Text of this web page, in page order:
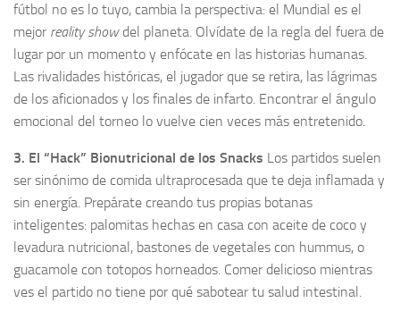
fútbol no es lo tuyo, cambia la perspectiva: el Mundial es el
mejor reality showdel planeta. Olvídate de la regla del fuera de
lugar por un momento y enfócate en las historias humanas.
Las rivalidades históricas, el jugador que se retira, las lágrimas
de los aficionados y los finales de infarto. Encontrar el ángulo
emocional del torneo lo vuelve cien veces más entretenido.
3. El “Hack” Bionutricional de los Snacks Los partidos suelen
ser sinónimo de comida ultraprocesada que te deja inflamada y
sin energía. Prepárate creando tus propias botanas
inteligentes: palomitas hechas en casa con aceite de coco y
levadura nutricional, bastones de vegetales con hummus, o
guacamole con totopos horneados. Comer delicioso mientras
ves el partido no tiene por qué sabotear tu salud intestinal.